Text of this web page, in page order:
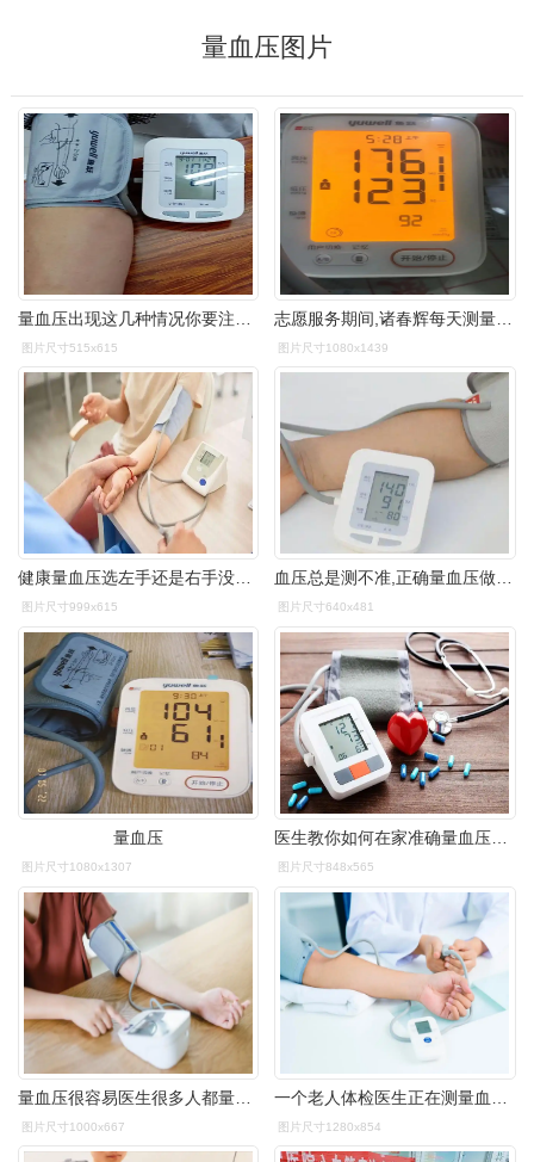
量血压图片
图片尺寸515x615 图片尺寸1080x1439
健康量血压选左手还是右手没想到还有讲究呢
图片尺寸999x615
血压总是测不准,正确量血压做好5点就够了!
图片尺寸640x481
量血压
图片尺寸1080x1307 图片尺寸848x565
图片尺寸1000x667 图片尺寸1280x854